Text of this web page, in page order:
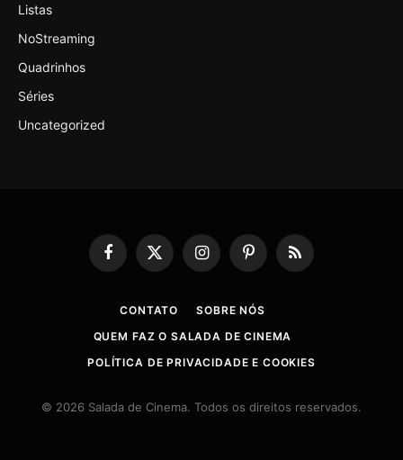
Listas
NoStreaming
Quadrinhos
Séries
Uncategorized
Facebook
X
InstagramPinterestRSS
CONTATO
SOBRE NÓS
QUEM FAZ O SALADA DE CINEMA
POLÍTICA DE PRIVACIDADE E COOKIES
© 2026 Salada de Cinema. Todos os direitos reservados.